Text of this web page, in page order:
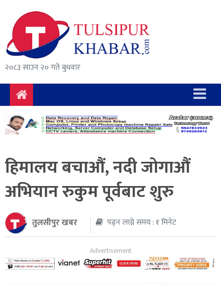
२०८३ साउन २० गते बुधवार
समाचार
राजनीति
सुरक्षा/
अपराध
दुर्घटना
विचार
अर्थ
संवाद
मनोरञ्जन
हिमालय बचाऔं, नदी जोगाऔं
अभियान रुकुम पूर्वबाट शुरु
तुलसीपुर खबर पढ्न लाग्ने समय : १ मिनेट